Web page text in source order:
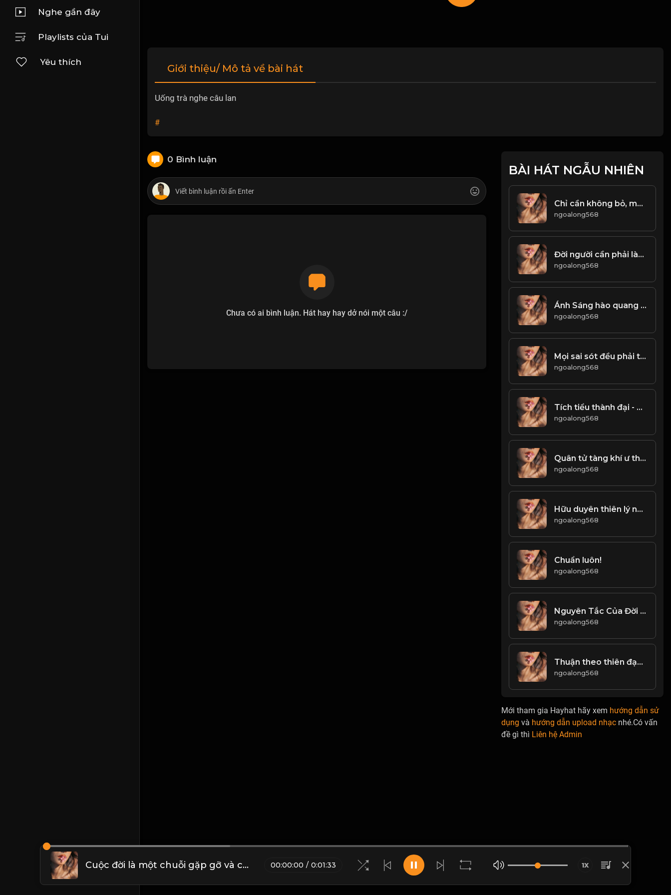
Nghe gần đây
Playlists của Tui
Yêu thích
Giới thiệu/ Mô tả về bài hát
Uống trà nghe câu lan
#
0 Bình luận
Chưa có ai bình luận. Hát hay hay dở nói một câu :/
BÀI HÁT NGẪU NHIÊN
Chỉ cần không bỏ, mọi chuyện rồi sẽ ổn thôi! Đạo
ngoalong568
Đời người cần phải làm phép trừ. Nhiều hơn là một loại gánh nặng, ít hơn là một loại dư thừa! & Đạo
ngoalong568
Ánh Sáng hào quang của tiền tài danh lợi, quả là thứ ánh sáng coa sức hút ma mị! & Đạo
ngoalong568
Mọi sai sót đều phải trả giá! Đạo
ngoalong568
Tích tiểu thành đại - Góp gió thành bão! Đạo
ngoalong568
Quân tử tàng khí ư thân, đãi thời nhi động! & Đạo
ngoalong568
Hữu duyên thiên lý năng tương ngộ Vô duyên đối diện bất tương phùng! & Đạo
ngoalong568
Chuẩn luôn!
ngoalong568
Nguyên Tắc Của Đời Người Thiện Lương! Đạo
ngoalong568
Thuận theo thiên đạo mà làm, thì bình an khỏe mạnh. Làm trái ngược với đạo trời, thì sẽ đưa đến tai họa! & Đạo
ngoalong568
Mới tham gia Hayhat hãy xem hướng dẫn sử
dụng và hướng dẫn upload nhạc nhé.Có vấn
đề gì thì Liên hệ Admin
Cuộc đời là một chuỗi gặp gỡ và chia ly. Hoa nở rồi tàn, duyên hợp rồi tan, tất cả về với bụi thời gian! & Đạo 00:00:00 / 0:01:33